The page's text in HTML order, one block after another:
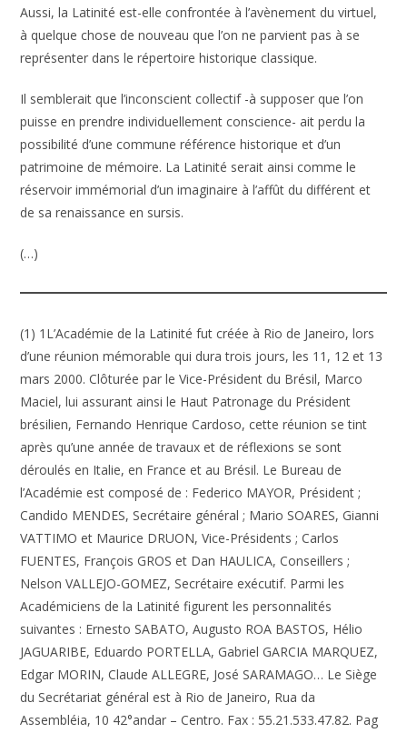
Aussi, la Latinité est-elle confrontée à l’avènement du virtuel,
à quelque chose de nouveau que l’on ne parvient pas à se
représenter dans le répertoire historique classique.
Il semblerait que l’inconscient collectif -à supposer que l’on
puisse en prendre individuellement conscience- ait perdu la
possibilité d’une commune référence historique et d’un
patrimoine de mémoire. La Latinité serait ainsi comme le
réservoir immémorial d’un imaginaire à l’affût du différent et
de sa renaissance en sursis.
(…)
(1) 1L’Académie de la Latinité fut créée à Rio de Janeiro, lors
d’une réunion mémorable qui dura trois jours, les 11, 12 et 13
mars 2000. Clôturée par le Vice-Président du Brésil, Marco
Maciel, lui assurant ainsi le Haut Patronage du Président
brésilien, Fernando Henrique Cardoso, cette réunion se tint
après qu’une année de travaux et de réflexions se sont
déroulés en Italie, en France et au Brésil. Le Bureau de
l’Académie est composé de : Federico MAYOR, Président ;
Candido MENDES, Secrétaire général ; Mario SOARES, Gianni
VATTIMO et Maurice DRUON, Vice-Présidents ; Carlos
FUENTES, François GROS et Dan HAULICA, Conseillers ;
Nelson VALLEJO-GOMEZ, Secrétaire exécutif. Parmi les
Académiciens de la Latinité figurent les personnalités
suivantes : Ernesto SABATO, Augusto ROA BASTOS, Hélio
JAGUARIBE, Eduardo PORTELLA, Gabriel GARCIA MARQUEZ,
Edgar MORIN, Claude ALLEGRE, José SARAMAGO… Le Siège
du Secrétariat général est à Rio de Janeiro, Rua da
Assembléia, 10 42°andar – Centro. Fax : 55.21.533.47.82. Pag